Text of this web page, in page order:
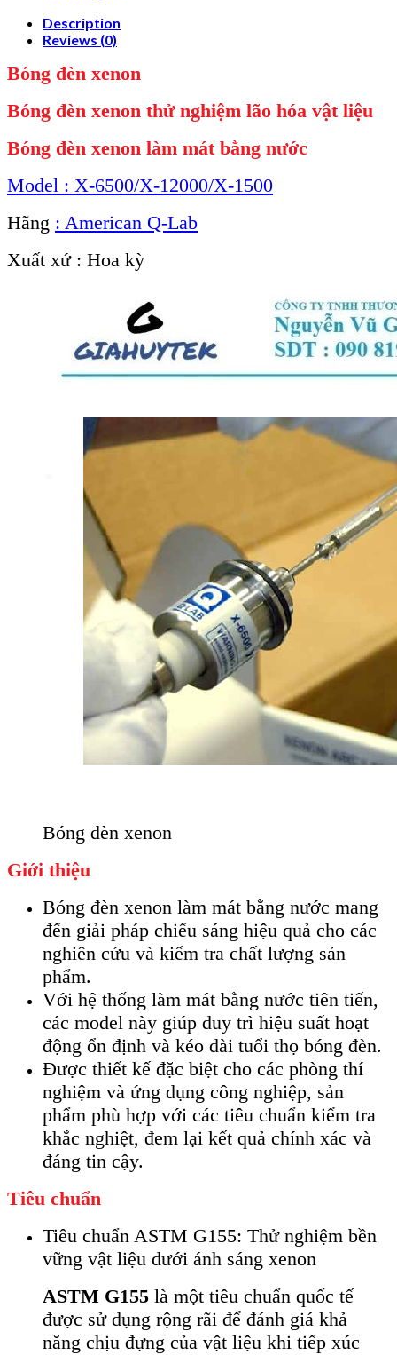
Description
Reviews (0)
Bóng đèn xenon
Bóng đèn xenon thử nghiệm lão hóa vật liệu
Bóng đèn xenon làm mát bằng nước
Model : X-6500/X-12000/X-1500
Hãng : American Q-Lab
Xuất xứ : Hoa kỳ
Bóng đèn xenon
Giới thiệu
Bóng đèn xenon làm mát bằng nước mang
đến giải pháp chiếu sáng hiệu quả cho các
nghiên cứu và kiểm tra chất lượng sản
phẩm.
Với hệ thống làm mát bằng nước tiên tiến,
các model này giúp duy trì hiệu suất hoạt
động ổn định và kéo dài tuổi thọ bóng đèn.
Được thiết kế đặc biệt cho các phòng thí
nghiệm và ứng dụng công nghiệp, sản
phẩm phù hợp với các tiêu chuẩn kiểm tra
khắc nghiệt, đem lại kết quả chính xác và
đáng tin cậy.
Tiêu chuẩn
Tiêu chuẩn ASTM G155: Thử nghiệm bền
vững vật liệu dưới ánh sáng xenon
ASTM G155 là một tiêu chuẩn quốc tế
được sử dụng rộng rãi để đánh giá khả
năng chịu đựng của vật liệu khi tiếp xúc